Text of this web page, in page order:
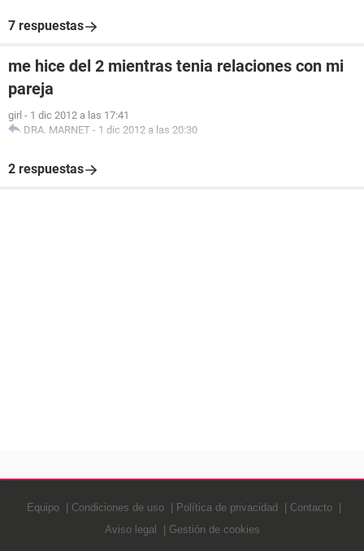
7 respuestas
me hice del 2 mientras tenia relaciones con mi
pareja
girl - 1 dic 2012 a las 17:41
DRA. MARNET - 1 dic 2012 a las 20:30
2 respuestas
Equipo Condiciones de uso Política de privacidad
Contacto
Aviso legal
Gestión de cookies